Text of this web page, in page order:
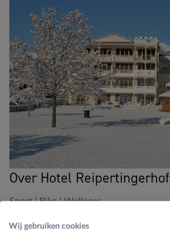
Wij gebruiken cookies
Over Hotel Reipertingerhof
Sport | Bike | Wellness
Blikvangers